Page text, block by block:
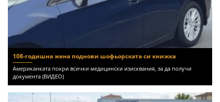
108-годишна жена поднови шофьорската си книжка
Американката покри всички медицински изисквания, за да получи
документа (ВИДЕО)